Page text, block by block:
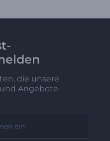
die unsere
Angebote